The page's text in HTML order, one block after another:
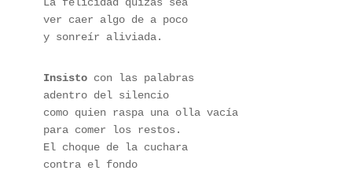
ver caer algo de a poco
y sonreír aliviada.
Insisto con las palabras
adentro del silencio
como quien raspa una olla vacía
para comer los restos.
El choque de la cuchara
contra el fondo